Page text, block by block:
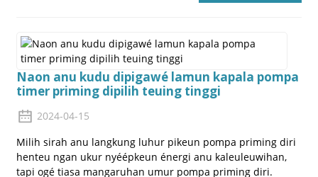
Naon anu kudu dipigawé lamun kapala pompa
timer priming dipilih teuing tinggi
2024-04-15
Milih sirah anu langkung luhur pikeun pompa priming diri
henteu ngan ukur nyéépkeun énergi anu kaleuleuwihan,
tapi ogé tiasa mangaruhan umur pompa priming diri.